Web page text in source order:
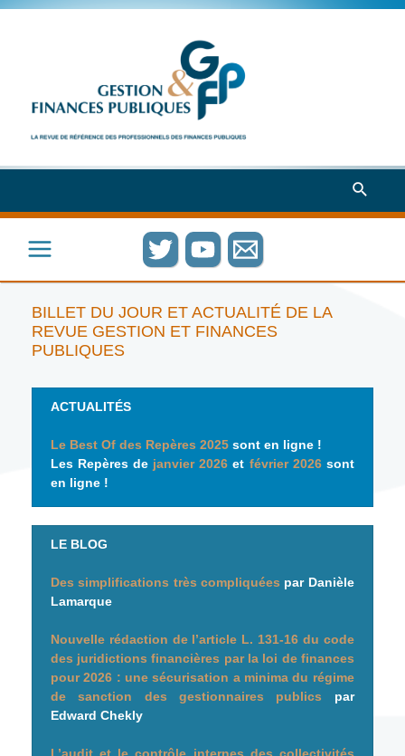
Aller
Main
BILLET DU JOUR ET ACTUALITÉ DE LA
REVUE GESTION ET FINANCES
PUBLIQUES
ACTUALITÉS
Le Best Of des Repères 2025sont en ligne !
Les Repères de janvier 2026 et février 2026sont
en ligne !
LE BLOG
Des simplifications très compliquées par Danièle
Lamarque
Nouvelle rédaction de l’article L. 131-16 du code
des juridictions financières par la loi de finances
pour 2026 : une sécurisation a minima du régime
de sanction des gestionnaires publics par
Edward Chekly